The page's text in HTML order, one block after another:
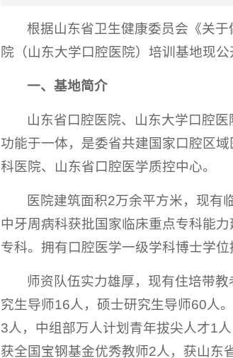
根据山东省卫生健康委员会《关
院（山东大学口腔医院）培训基地现
一、基地简介
山东省口腔医院、山东大学口腔
功能于一体，是委省共建国家口腔区
科医院、山东省口腔医学质控中心。
医院建筑面积2万余平方米，现有
中牙周病科获批国家临床重点专科能力
专科。拥有口腔医学一级学科博士学
师资队伍实力雄厚，现有住培带
究生导师16人，硕士研究生导师60人
3人，中组部万人计划青年拔尖人才1
获全国宝钢基金优秀教师2人，获山东